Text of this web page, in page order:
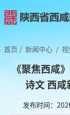
首页 / 新闻中心 /
《聚焦西咸
诗文 西
发布时间：